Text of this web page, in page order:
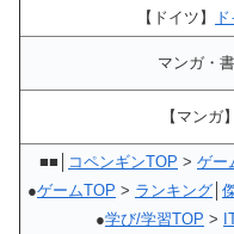
【ドイツ】
マンガ・
【マンガ】
■■│ コペンギンTOP > ゲー
●ゲームTOP > ランキング
●学び/学習TOP >